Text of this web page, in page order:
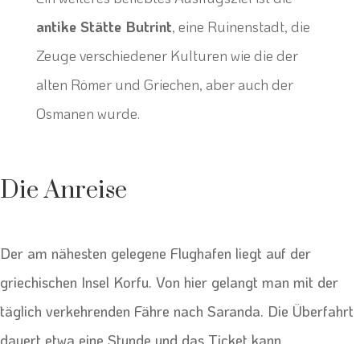
antike Stätte Butrint, eine Ruinenstadt, die
Zeuge verschiedener Kulturen wie die der
alten Römer und Griechen, aber auch der
Osmanen wurde.
Die Anreise
Der am nähesten gelegene Flughafen liegt auf der
griechischen Insel Korfu. Von hier gelangt man mit der
täglich verkehrenden Fähre nach Saranda. Die Überfahrt